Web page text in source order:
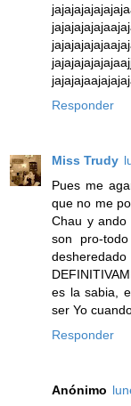
Responder
Miss Trudy
Pues me
que no me
Chau y
son pro-
es la sabia,
ser Yo
Responder
Anónimo